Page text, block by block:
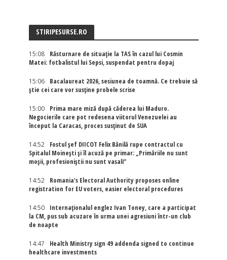
STIRIPESURSE.RO
15:08
Răsturnare de situație la TAS în cazul lui Cosmin
Matei: fotbalistul lui Sepsi, suspendat pentru dopaj
15:06
Bacalaureat 2026, sesiunea de toamnă. Ce trebuie să
știe cei care vor susține probele scrise
15:00
Prima mare miză după căderea lui Maduro.
Negocierile care pot redesena viitorul Venezuelei au
început la Caracas, proces susținut de SUA
14:52
Fostul șef DIICOT Felix Bănilă rupe contractul cu
Spitalul Moinești și îl acuză pe primar: „Primăriile nu sunt
moșii, profesioniștii nu sunt vasali”
14:52
Romania's Electoral Authority proposes online
registration for EU voters, easier electoral procedures
14:50
Internaţionalul englez Ivan Toney, care a participat
la CM, pus sub acuzare în urma unei agresiuni într-un club
de noapte
14:47
Health Ministry sign 49 addenda signed to continue
healthcare investments